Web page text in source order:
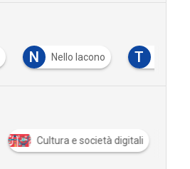
N Nello Iacono T
Cultura e società digitali